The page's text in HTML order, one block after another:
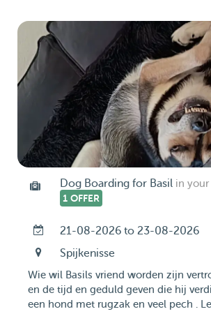
Dog Boarding for Basil in
1 OFFER
21-08-2026 to 23-08-2026
Spijkenisse
Wie wil Basils vriend worden zijn
en de tijd en geduld geven die hij
een hond met rugzak en veel pech .